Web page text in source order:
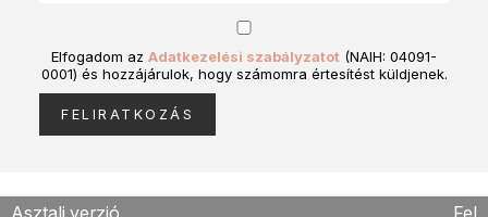
Elfogadom az Adatkezelési szabályzatot (NAIH: 04091-
0001) és hozzájárulok, hogy számomra értesítést küldjenek.